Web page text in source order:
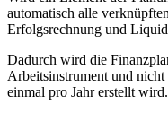
automatisch alle
Erfolgsrechnung und
Dadurch wird die
Arbeitsinstrument und
einmal pro Jahr erstellt wird.